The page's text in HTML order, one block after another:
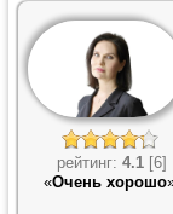
рейтинг: 4.1[6]
«Очень хорошо